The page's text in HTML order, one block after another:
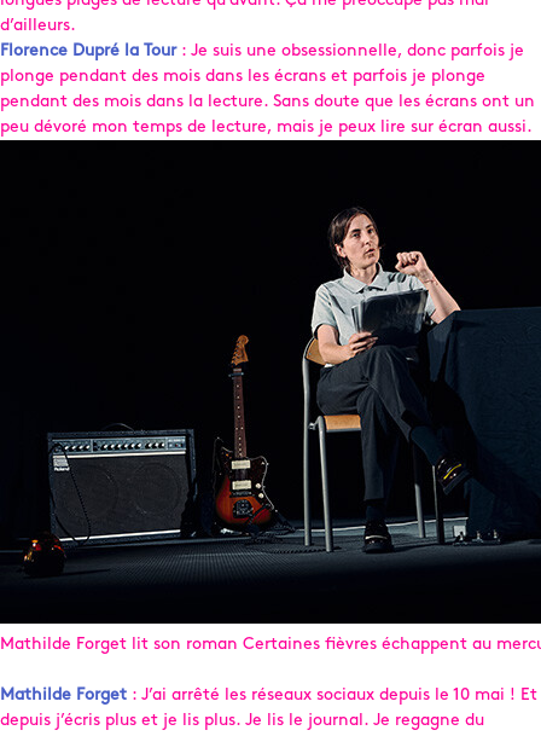
d’ailleurs.
Florence Dupré la Tour: Je suis une obsessionnelle, donc parfois je
plonge pendant des mois dans les écrans et parfois je plonge
pendant des mois dans la lecture. Sans doute que les écrans ont un
peu dévoré mon temps de lecture, mais je peux lire sur écran aussi.
Mathilde Forget lit son roman Certaines fièvres échappent au
Mathilde Forget : J’ai arrêté les réseaux sociaux depuis le 10 mai ! Et
depuis j’écris plus et je lis plus. Je lis le journal. Je regagne du